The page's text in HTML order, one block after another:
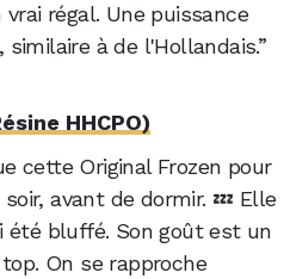
régal. Une puissance
à de l'Hollandais.”
HHCPO)
cette Original Frozen pour
avant de dormir. 💤 Elle
été bluffé. Son goût est un
On se rapproche